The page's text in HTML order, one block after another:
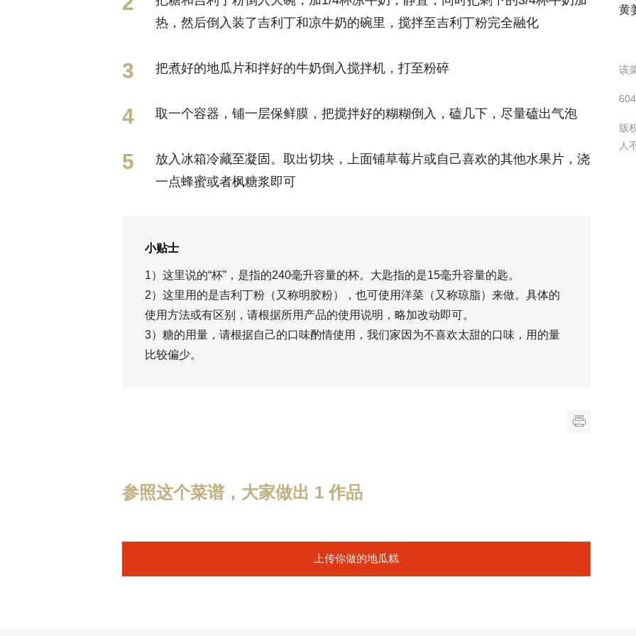
热，然后倒入装了吉利丁和凉牛奶的碗里，搅拌至吉利丁粉完全融化
把煮好的地瓜片和拌好的牛奶倒入搅拌机，打至粉碎
取一个容器，铺一层保鲜膜，把搅拌好的糊糊倒入，磕几下，尽量磕出气泡
放入冰箱冷藏至凝固。取出切块，上面铺草莓片或自己喜欢的其他水果片，浇
一点蜂蜜或者枫糖浆即可
小贴士
1）这里说的“杯”，是指的240毫升容量的杯。大匙指的是15毫升容量的匙。
2）这里用的是吉利丁粉（又称明胶粉），也可使用洋菜（又称琼脂）来做。具体的
使用方法或有区别，请根据所用产品的使用说明，略加改动即可。
3）糖的用量，请根据自己的口味酌情使用，我们家因为不喜欢太甜的口味，用的量
比较偏少。
参照这个菜谱，大家做出 1 作品
上传你做的地瓜糕
黄
该
版
人